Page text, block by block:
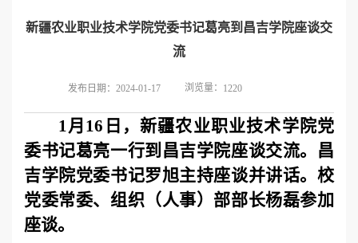
新疆农业职业技术学院党委书记葛亮到昌吉学院座谈交
流
发布日期：2024-01-17 浏览量： 1220
1月16日，新疆农业职业技术学院党
委书记葛亮一行到昌吉学院座谈交流。昌
吉学院党委书记罗旭主持座谈并讲话。校
党委常委、组织（人事）部部长杨磊参加
座谈。